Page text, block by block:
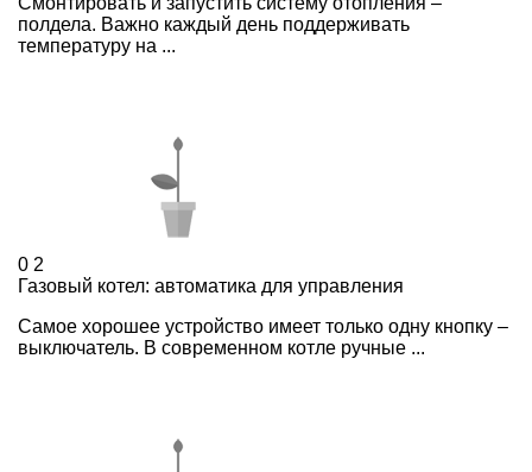
полдела. Важно каждый день поддерживать
температуру на ...
0 2
Газовый котел: автоматика для управления
Самое хорошее устройство имеет только одну кнопку –
выключатель. В современном котле ручные ...